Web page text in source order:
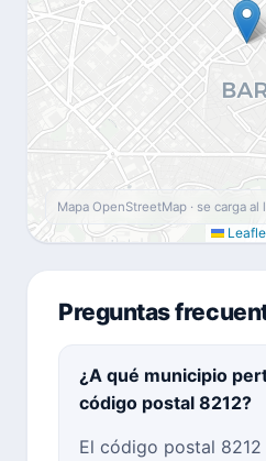
Mapa OpenStreetMap · se carga al
Preguntas
¿A qué municipio
código postal 8212?
El código postal